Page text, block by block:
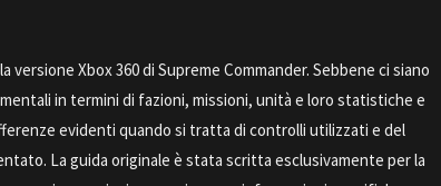
versione Xbox 360 di Supreme Commander. Sebbene ci siano
in termini di fazioni, missioni, unità e loro statistiche e
evidenti quando si tratta di controlli utilizzati e del
La guida originale è stata scritta esclusivamente per la